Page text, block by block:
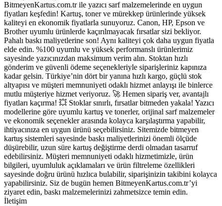
BitmeyenKartus.com.tr ile yazıcı sarf malzemelerinde en uygun
fiyatları keşfedin! Kartuş, toner ve mürekkep ürünlerinde yüksek
kaliteyi en ekonomik fiyatlarla sunuyoruz. Canon, HP, Epson ve
Brother uyumlu ürünlerde kaçırılmayacak fırsatlar sizi bekliyor.
Pahalı baskı maliyetlerine son! Aynı kaliteyi çok daha uygun fiyatla
elde edin. %100 uyumlu ve yüksek performanslı ürünlerimiz
sayesinde yazıcınızdan maksimum verim alın. Stoktan hızlı
gönderim ve güvenli ödeme seçenekleriyle siparişleriniz kapınıza
kadar gelsin. Türkiye’nin dört bir yanına hızlı kargo, güçlü stok
altyapısı ve müşteri memnuniyeti odaklı hizmet anlayışı ile binlerce
mutlu müşteriye hizmet veriyoruz. 🚀 Hemen sipariş ver, avantajlı
fiyatları kaçırma! 💥 Stoklar sınırlı, fırsatlar bitmeden yakala! Yazıcı
modellerine göre uyumlu kartuş ve tonerler, orijinal sarf malzemeler
ve ekonomik seçenekler arasında kolayca karşılaştırma yapabilir,
ihtiyacınıza en uygun ürünü seçebilirsiniz. Sitemizde bitmeyen
kartuş sistemleri sayesinde baskı maliyetlerinizi önemli ölçüde
düşürebilir, uzun süre kartuş değiştirme derdi olmadan tasarruf
edebilirsiniz. Müşteri memnuniyeti odaklı hizmetimizle, ürün
bilgileri, uyumluluk açıklamaları ve ürün filtreleme özellikleri
sayesinde doğru ürünü hızlıca bulabilir, siparişinizin takibini kolayca
yapabilirsiniz. Siz de bugün hemen BitmeyenKartus.com.tr’yi
ziyaret edin, baskı malzemelerinizi zahmetsizce temin edin.
İletişim